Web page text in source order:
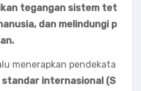
tegangan sistem tet
dan melindungi p
menerapkan pendekata
internasional (S